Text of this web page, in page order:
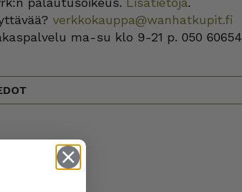
verkkokauppa@wanhatkupit.fi
ma-su klo 9-21 p. 050 60654